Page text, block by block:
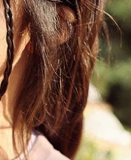
0,00 €
Començar la